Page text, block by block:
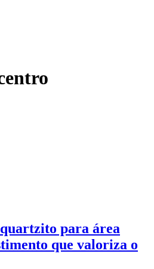
para área
que valoriza o